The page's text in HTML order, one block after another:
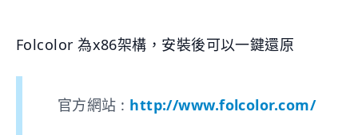
Folcolor 為x86架構，安裝後可以一鍵還原
官方網站 : http://www.folcolor.com/